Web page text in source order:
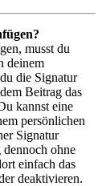
musst du
deinem
die Signatur
Beitrag das
kannst eine
persönlichen
Signatur
ohne
einfach das
deaktivieren.